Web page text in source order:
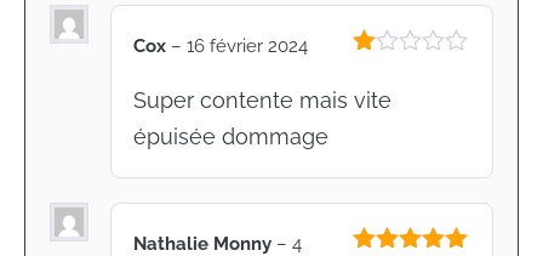
1
Cox – 16 février 2024
Super contente mais vite
épuisée dommage
Nathalie Monny – 4